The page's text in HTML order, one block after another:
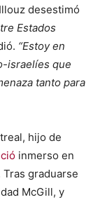
desestimó
Estados
“Estoy en
israelíes que
tanto para
hijo de
inmerso en
graduarse
McGill, y